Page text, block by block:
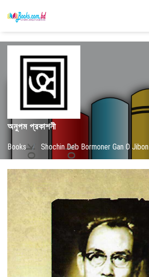
অনুপম প্রকাশনী
Books / Shochin Deb Bormoner Gan O Jibon